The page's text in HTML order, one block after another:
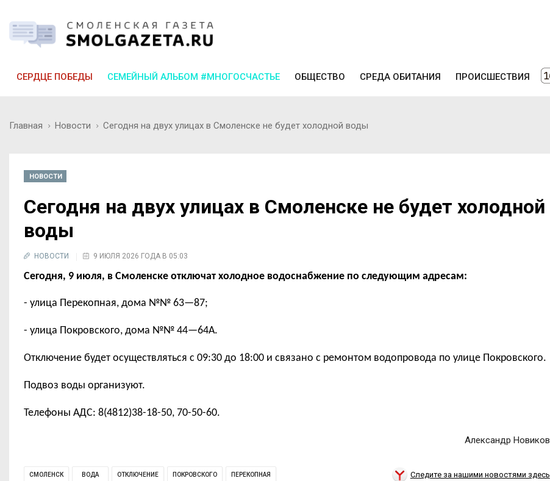
СЕРДЦЕ ПОБЕДЫ СЕМЕЙНЫЙ АЛЬБОМ #МНОГОСЧАСТЬЕ ОБЩЕСТВО СРЕДА ОБИТАНИЯ ПРОИСШЕСТВИЯ
Главная Новости Сегодня на двух улицах в Смоленске не будет холодной воды
НОВОСТИ
Сегодня на двух улицах в Смоленске не будет холодной
воды
НОВОСТИ 9 ИЮЛЯ 2026 ГОДА В 05:03
Сегодня, 9 июля, в Смоленске отключат холодное водоснабжение по следующим адресам:
- улица Перекопная, дома №№ 63—87;
- улица Покровского, дома №№ 44—64А.
Отключение будет осуществляться с 09:30 до 18:00 и связано с ремонтом водопровода по улице Покровского.
Подвоз воды организуют.
Телефоны АДС: 8(4812)38-18-50, 70-50-60.
Александр Новиков
СМОЛЕНСК ВОДА ОТКЛЮЧЕНИЕ ПОКРОВСКОГО ПЕРЕКОПНАЯ Следите за нашими новостями здесь